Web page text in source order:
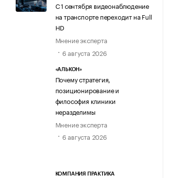
С 1 сентября видеонаблюдение
на транспорте переходит на Full
HD
Мнение эксперта
6 августа 2026
«АЛЬКОН»
Почему стратегия,
позиционирование и
философия клиники
неразделимы
Мнение эксперта
6 августа 2026
КОМПАНИЯ ПРАКТИКА